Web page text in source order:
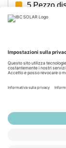
5 Pezzo